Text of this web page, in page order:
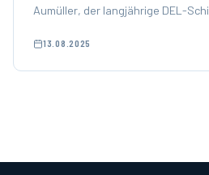
Aumüller, der langjährige DEL-
13.08.2025